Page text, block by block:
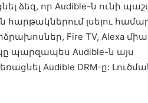
ձեզ, որ Audible-ն ունի
լսելու համար
Fire TV, Alexa
պարզապես Audible-ն այս
Audible DRM-ը: